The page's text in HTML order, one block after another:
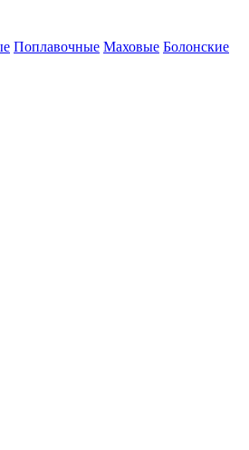
Поплавочные Маховые Болонские